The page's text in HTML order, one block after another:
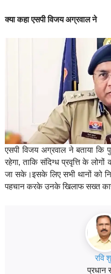
क्या कहा एसपी विजय अग्रवाल ने
एसपी विजय अग्रवाल ने बताया कि
रहेगा, ताकि संदिग्ध प्रवृत्ति के
जा सके।इसके लिए सभी थानों को
पहचान करके उनके खिलाफ सख्त
रवि
प्रधान